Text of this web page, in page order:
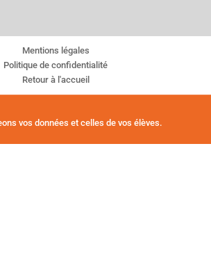
Mentions légales
Politique de confidentialité
Retour à l'accueil
vos données et celles de vos élèves.